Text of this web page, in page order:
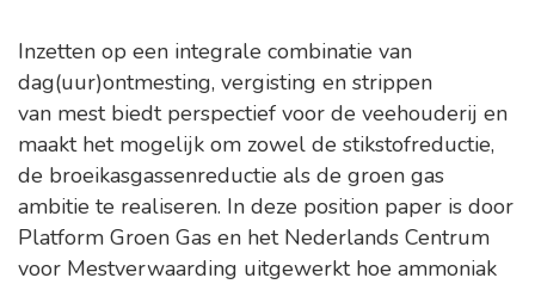
Inzetten op een integrale combinatie van
dag(uur)ontmesting, vergisting en strippen
van mest biedt perspectief voor de veehouderij en
maakt het mogelijk om zowel de stikstofreductie,
de broeikasgassenreductie als de groen gas
ambitie te realiseren. In deze position paper is door
Platform Groen Gas en het Nederlands Centrum
voor Mestverwaarding uitgewerkt hoe ammoniak